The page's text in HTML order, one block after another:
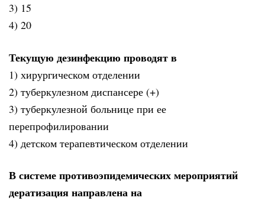
3) 15
4) 20
Текущую дезинфекцию проводят в
1) хирургическом отделении
2) туберкулезном диспансере (+)
3) туберкулезной больнице при ее
перепрофилировании
4) детском терапевтическом отделении
В системе противоэпидемических мероприятий
дератизация направлена на